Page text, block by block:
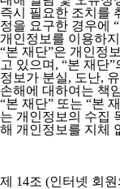
즉시 필요한 조치를
정을 요구한 경우에
개인정보를 이용하
“본 재단”은 개인정
고 있으며, “본 재단
정보가 분실, 도난,
손해에 대하여는 책
“본 재단” 또는 “본
는 개인정보의 수집
해 개인정보를 지체
제 14조 (인터넷 회